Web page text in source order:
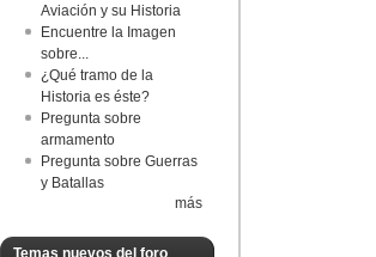
Aviación y su Historia
Encuentre la Imagen
sobre...
¿Qué tramo de la
Historia es éste?
Pregunta sobre
armamento
Pregunta sobre Guerras
y Batallas
más
Temas nuevos del foro